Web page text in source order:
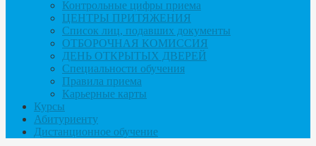
Контрольные цифры приема
ЦЕНТРЫ ПРИТЯЖЕНИЯ
Список лиц, подавших документы
ОТБОРОЧНАЯ КОМИССИЯ
ДЕНЬ ОТКРЫТЫХ ДВЕРЕЙ
Специальности обучения
Правила приема
Карьерные карты
Курсы
Абитуриенту
Дистанционное обучение